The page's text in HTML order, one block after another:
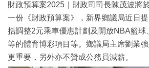
財政預算案2025｜財政司司長陳茂波將
一份《財政預算案》，新界鄉議局近日
括調整2元乘車優惠計劃及開放NBA籃球
等的體育博彩項目等。鄉議局主席劉業
更重要，另外亦不贊成公務員減薪。